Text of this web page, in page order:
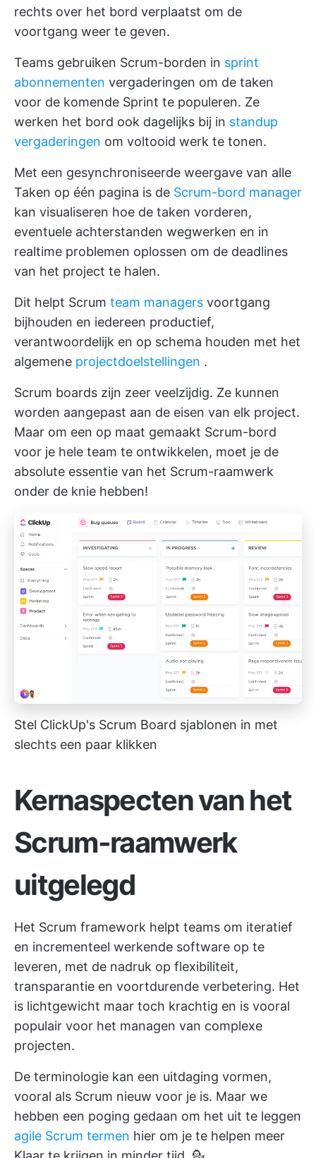
rechts over het bord verplaatst om de
voortgang weer te geven.
Teams gebruiken Scrum-borden in sprint
abonnementen vergaderingen om de taken
voor de komende Sprint te populeren. Ze
werken het bord ook dagelijks bij in standup
vergaderingen om voltooid werk te tonen.
Met een gesynchroniseerde weergave van alle
Taken op één pagina is de Scrum-bord manager
kan visualiseren hoe de taken vorderen,
eventuele achterstanden wegwerken en in
realtime problemen oplossen om de deadlines
van het project te halen.
Dit helpt Scrum team managers voortgang
bijhouden en iedereen productief,
verantwoordelijk en op schema houden met het
algemene projectdoelstellingen .
Scrum boards zijn zeer veelzijdig. Ze kunnen
worden aangepast aan de eisen van elk project.
Maar om een op maat gemaakt Scrum-bord
voor je hele team te ontwikkelen, moet je de
absolute essentie van het Scrum-raamwerk
onder de knie hebben!
Stel ClickUp's Scrum Board sjablonen in met
slechts een paar klikken
Kernaspecten van het
Scrum-raamwerk
uitgelegd
Het Scrum framework helpt teams om iteratief
en incrementeel werkende software op te
leveren, met de nadruk op flexibiliteit,
transparantie en voortdurende verbetering. Het
is lichtgewicht maar toch krachtig en is vooral
populair voor het managen van complexe
projecten.
De terminologie kan een uitdaging vormen,
vooral als Scrum nieuw voor je is. Maar we
hebben een poging gedaan om het uit te leggen
agile Scrum termen hier om je te helpen meer